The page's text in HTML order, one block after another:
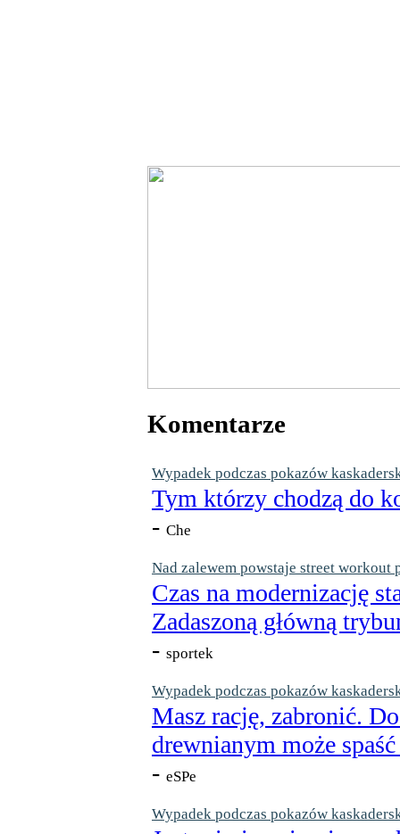
Komentarze
Wypadek podczas pokazów
Tym którzy chodzą do
- Che
Nad zalewem powstaje street workout
Czas na modernizację
Zadaszoną główną
- sportek
Wypadek podczas pokazów
Masz rację, zabronić.
drewnianym może
- eSPe
Wypadek podczas pokazów